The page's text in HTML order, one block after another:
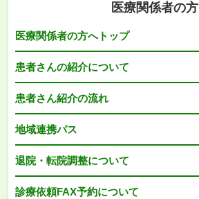
医療関係者の方
医療関係者の方へトップ
患者さんの紹介について
患者さん紹介の流れ
地域連携パス
退院・転院調整について
診療依頼FAX予約について